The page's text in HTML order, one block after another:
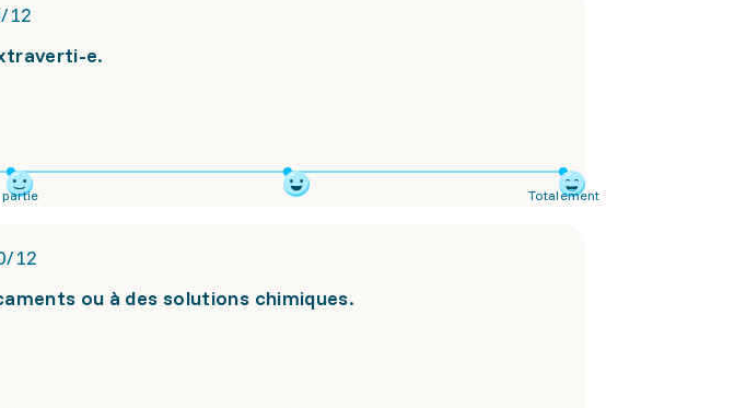
/12
e.
partie Totalement
/12
ou à des solutions chimiques.